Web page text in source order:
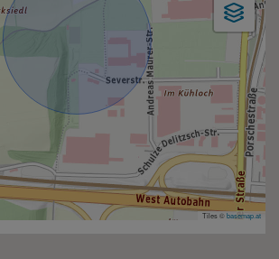
Tiles ©basemap.at